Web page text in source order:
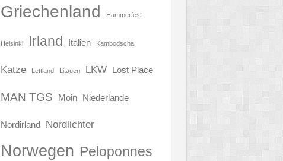
Griechenland Hammerfest
Helsinki Irland Italien Kambodscha
Katze Lettland Litauen LKW Lost Place
MAN TGS Moin Niederlande
Nordirland Nordlichter
Norwegen Peloponnes